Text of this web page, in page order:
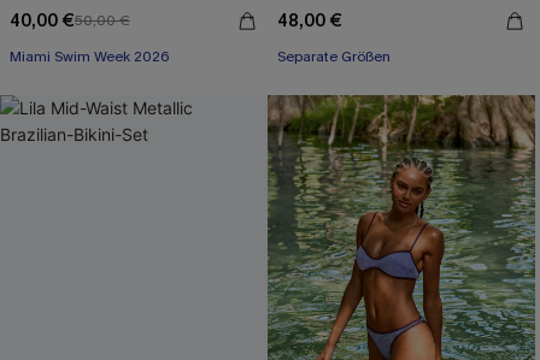
40,00 €50,00 €
Miami Swim Week 2026
48,00 €
Separate Größen